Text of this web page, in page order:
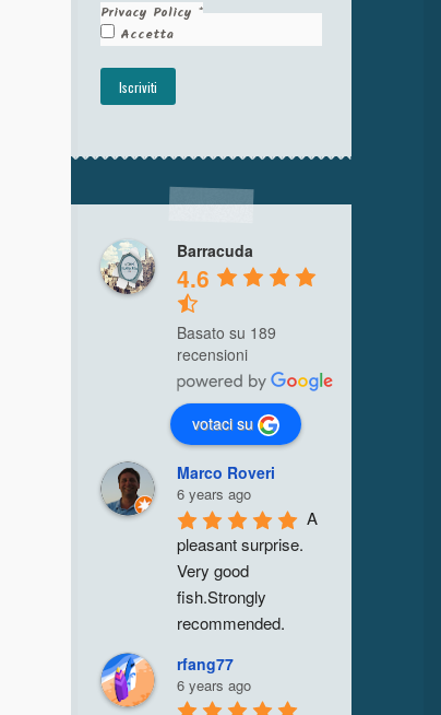
Privacy Policy *
Accetta
Barracuda
4.6
Basato su 189
recensioni
votaci su
Marco Roveri
6 years ago
A
pleasant surprise.
Very good
fish.Strongly
recommended.
rfang77
6 years ago